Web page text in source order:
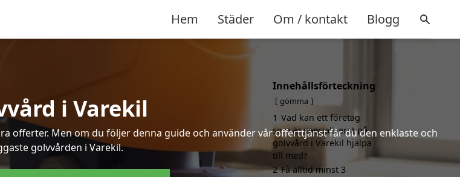
Hem Städer Om / kontakt Blogg
i Varekil
offerter. Men om du följer denna guide och använder vår offerttjänst får du den enklaste och
golvvården i Varekil.
Innehållsförteckning
gömma
1 Vad kan ett företag
som är specialiserat på
golvvård i Varekil hjälpa
till med?
2 Få alltid minst 3